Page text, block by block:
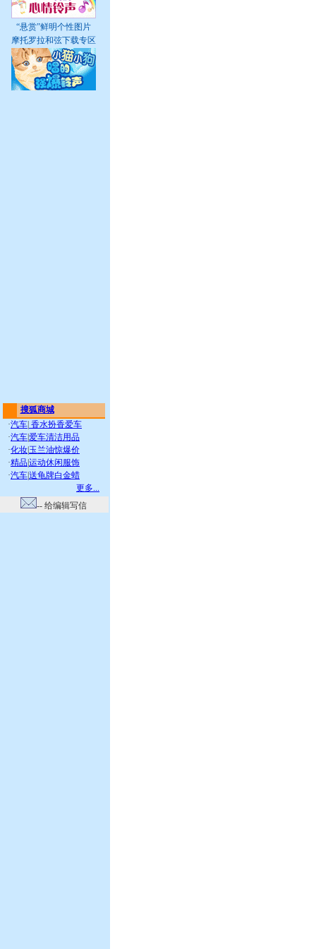
“悬赏”鲜明个性图片
摩托罗拉和弦下载专区
搜狐商城
·汽车 香水扮香爱车
·汽车爱车清洁用品
·化妆 玉兰油惊爆价
·精品运动休闲服饰
·汽车送龟牌白金蜡
更多...
-- 给编辑写信